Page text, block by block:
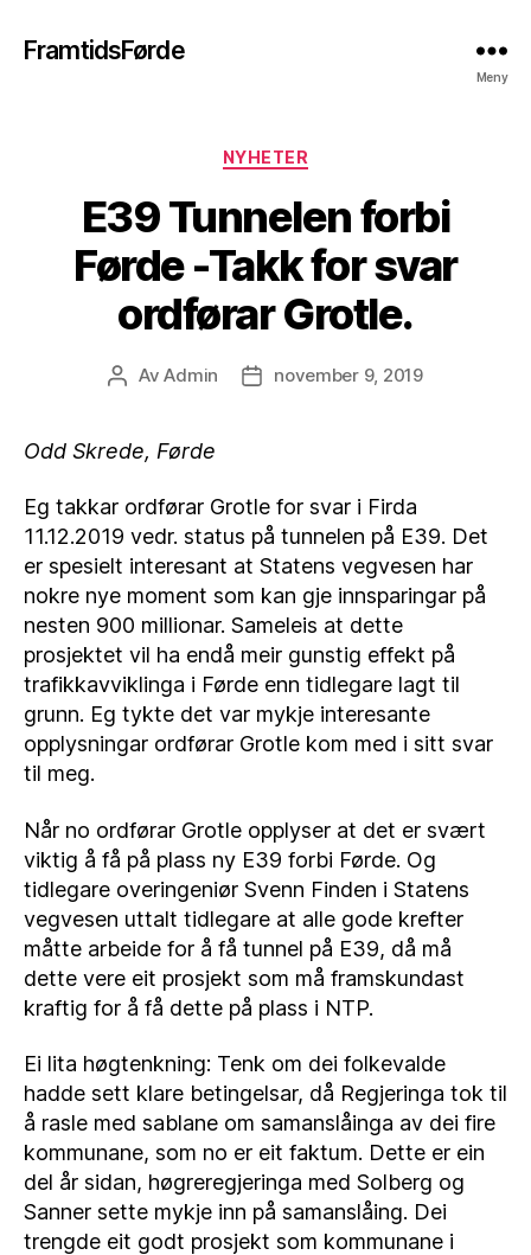
FramtidsFørde
Meny
Kategorier
NYHETER
E39 Tunnelen forbi
Førde -Takk for svar
ordførar Grotle.
Innleggsforfatter
AvAdmin Publiseringsdato
november 9, 2019
Odd Skrede, Førde
Eg takkar ordførar Grotle for svar i Firda
11.12.2019 vedr. status på tunnelen på E39. Det
er spesielt interesant at Statens vegvesen har
nokre nye moment som kan gje innsparingar på
nesten 900 millionar. Sameleis at dette
prosjektet vil ha endå meir gunstig effekt på
trafikkavviklinga i Førde enn tidlegare lagt til
grunn. Eg tykte det var mykje interesante
opplysningar ordførar Grotle kom med i sitt svar
til meg.
Når no ordførar Grotle opplyser at det er svært
viktig å få på plass ny E39 forbi Førde. Og
tidlegare overingeniør Svenn Finden i Statens
vegvesen uttalt tidlegare at alle gode krefter
måtte arbeide for å få tunnel på E39, då må
dette vere eit prosjekt som må framskundast
kraftig for å få dette på plass i NTP.
Ei lita høgtenkning: Tenk om dei folkevalde
hadde sett klare betingelsar, då Regjeringa tok til
å rasle med sablane om samanslåinga av dei fire
kommunane, som no er eit faktum. Dette er ein
del år sidan, høgreregjeringa med Solberg og
Sanner sette mykje inn på samanslåing. Dei
trengde eit godt prosjekt som kommunane i